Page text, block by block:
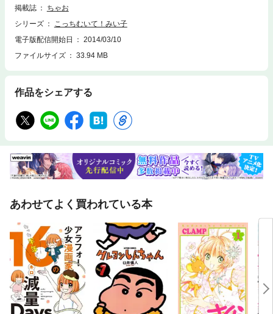
掲載誌
ちゃお
シリーズ
こっちむいて！みい子
電子版配信開始日
2014/03/10
ファイルサイズ
33.94 MB
作品をシェアする
あわせてよく買われている本